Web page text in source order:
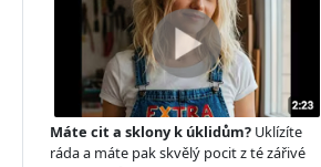
Máte cit a sklony k úklidům? Uklízíte
ráda a máte pak skvělý pocit z té zářivé